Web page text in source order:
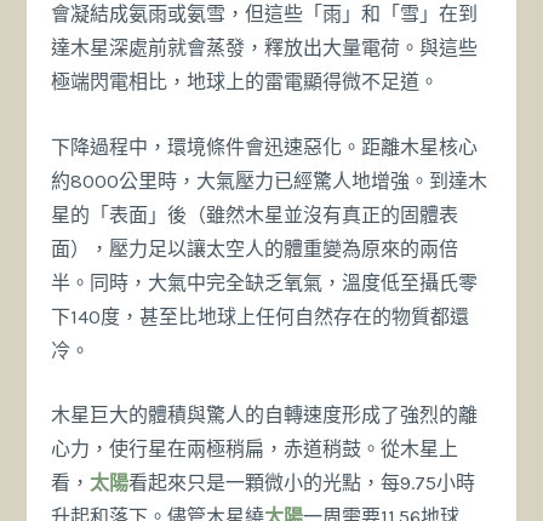
會凝結成氨雨或氨雪，但這些「雨」和「雪」在到
達木星深處前就會蒸發，釋放出大量電荷。與這些
極端閃電相比，地球上的雷電顯得微不足道。
下降過程中，環境條件會迅速惡化。距離木星核心
約8000公里時，大氣壓力已經驚人地增強。到達木
星的「表面」後（雖然木星並沒有真正的固體表
面），壓力足以讓太空人的體重變為原來的兩倍
半。同時，大氣中完全缺乏氧氣，溫度低至攝氏零
下140度，甚至比地球上任何自然存在的物質都還
冷。
木星巨大的體積與驚人的自轉速度形成了強烈的離
心力，使行星在兩極稍扁，赤道稍鼓。從木星上
看， 太陽看起來只是一顆微小的光點，每9.75小時